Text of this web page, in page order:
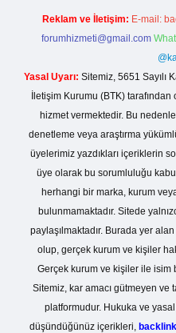
Reklam ve İletişim: E-mail:
forumhizmeti@gmail.com
Yasal Uyarı: Sitemiz, 5651 Sayılı
İletişim Kurumu (BTK)
hizmet vermektedir. Bu
denetleme veya araştırma
üyelerimiz yazdıkları içeriklerin
üye olarak bu sorumluluğu
herhangi bir marka, kurum
bulunmamaktadır. Sitede
paylaşılmaktadır. Burada yer
olup, gerçek kurum ve kişiler
Gerçek kurum ve kişiler ile
Sitemiz, kar amacı gütmeyen ve
platformudur. Hukuka ve
düşündüğünüz içerikleri,